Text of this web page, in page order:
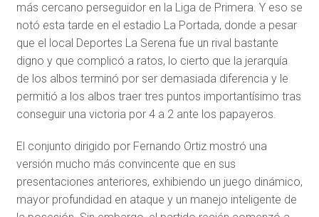
más cercano perseguidor en la Liga de Primera. Y eso se
notó esta tarde en el estadio La Portada, donde a pesar
que el local Deportes La Serena fue un rival bastante
digno y que complicó a ratos, lo cierto que la jerarquía
de los albos terminó por ser demasiada diferencia y le
permitió a los albos traer tres puntos importantísimo tras
conseguir una victoria por 4 a 2 ante los papayeros.
El conjunto dirigido por Fernando Ortiz mostró una
versión mucho más convincente que en sus
presentaciones anteriores, exhibiendo un juego dinámico,
mayor profundidad en ataque y un manejo inteligente de